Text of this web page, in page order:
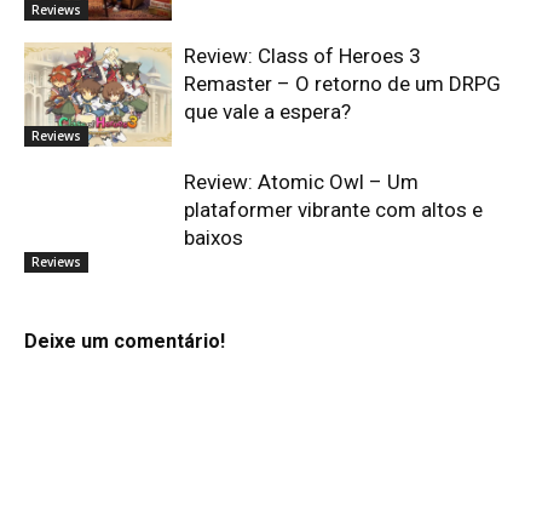
Reviews
Reviews
Review: Class of Heroes 3
Remaster – O retorno de um DRPG
que vale a espera?
Reviews
Review: Atomic Owl – Um
plataformer vibrante com altos e
baixos
Deixe um comentário!